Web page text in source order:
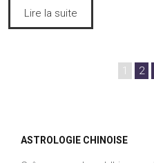
Lire la suite
1 2
ASTROLOGIE CHINOISE